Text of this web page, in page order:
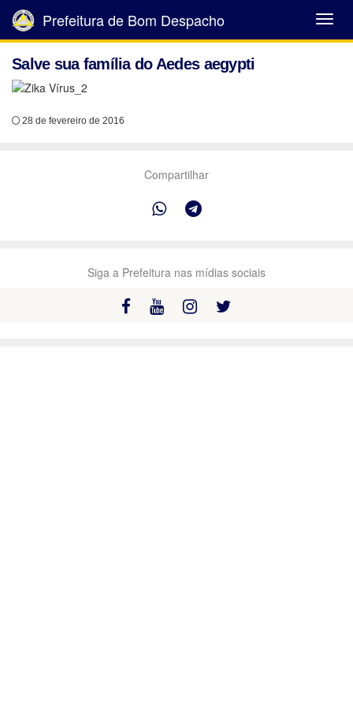
Abrir
Menu
Prefeitura de Bom Despacho
Salve sua família do Aedes aegypti
28 de fevereiro de 2016
Compartilhar
Siga a Prefeitura nas mídias sociais